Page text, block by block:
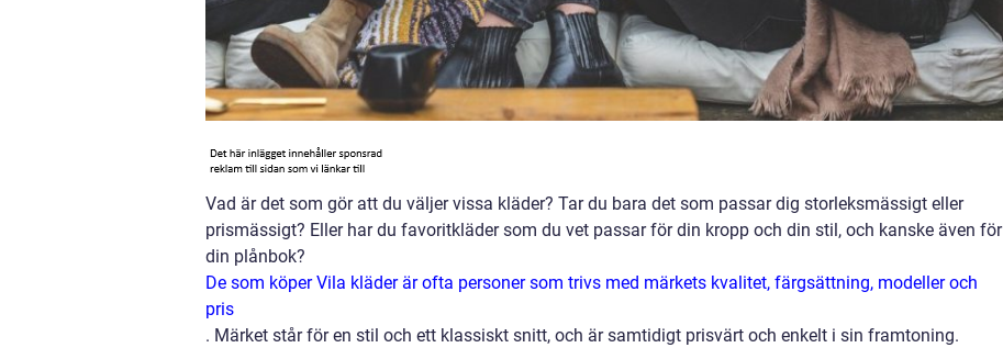
Vad är det som gör att du väljer vissa kläder? Tar du bara det som passar dig storleksmässigt eller
prismässigt? Eller har du favoritkläder som du vet passar för din kropp och din stil, och kanske även för
din plånbok?
De som köper Vila kläder är ofta personer som trivs med märkets kvalitet, färgsättning, modeller och
pris
. Märket står för en stil och ett klassiskt snitt, och är samtidigt prisvärt och enkelt i sin framtoning.